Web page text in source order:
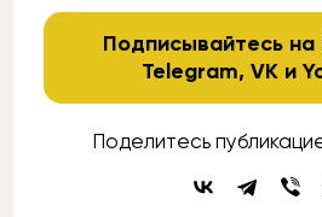
Подписывайтесь на
Telegram,VK и
Поделитесь